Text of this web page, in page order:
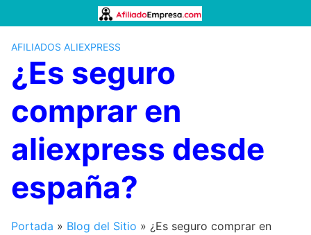
al
contenido
AFILIADOS ALIEXPRESS
¿Es seguro
comprar en
aliexpress desde
españa?
Portada » Blog del Sitio » ¿Es seguro comprar en